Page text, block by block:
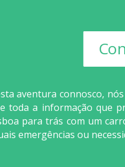
aventura connosco,
toda a informação que
para trás com um
emergências ou